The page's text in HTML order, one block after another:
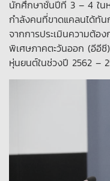
นักศึกษาชั้นปีที่ 3 – 4 ใน
กำลังคนที่ขาดแคลนได้ทั
จากการประเมินความต้อ
พิเศษภาคตะวันออก (อีอี
หุ่นยนต์ในช่วงปี 2562 –